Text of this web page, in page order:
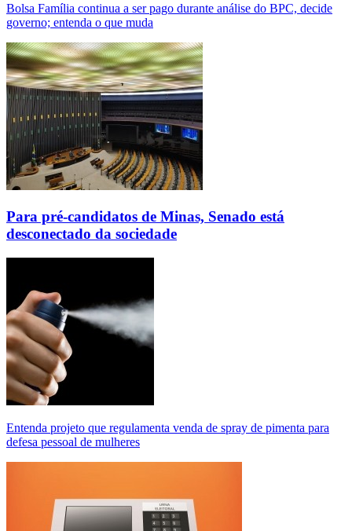
Bolsa Família continua a ser pago durante análise do BPC, decide
governo; entenda o que muda
Para pré-candidatos de Minas, Senado está
desconectado da sociedade
Entenda projeto que regulamenta venda de spray de pimenta para
defesa pessoal de mulheres